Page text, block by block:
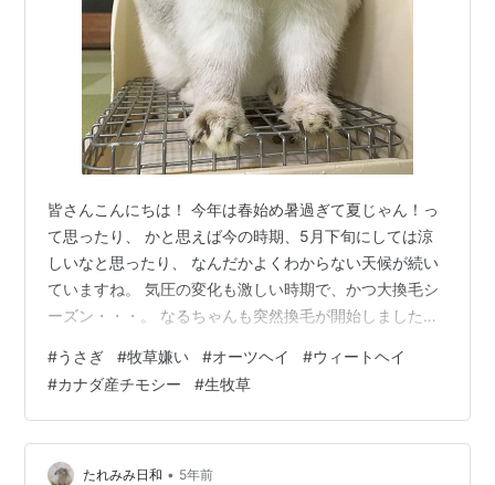
皆さんこんにちは！ 今年は春始め暑過ぎて夏じゃん！っ
て思ったり、 かと思えば今の時期、5月下旬にしては涼
しいなと思ったり、 なんだかよくわからない天候が続い
ていますね。 気圧の変化も激しい時期で、かつ大換毛シ
ーズン・・・。 なるちゃんも突然換毛が開始しました。
しやすい時期ですよね。 体調第一に過ごしていきましょ
う！！ ちなみになるちゃんも1年半ほど前までは、 この
季節になると毎週のように体調を崩していました。 この1
年ほど食生活に変化をつけてみたり、ペレットを変えた
りと色々試した結果、 ようやく鬱滞まみれの生活から脱
#うさぎ #牧草嫌い #オーツヘイ #ウィートヘイ
#カナダ産チモシー #生牧草
たれみみ日和 • 5年前